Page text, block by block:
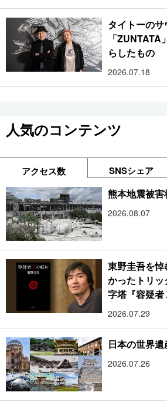
タイトーの
「
らしたもの
2026.07.18
人気のコンテンツ
アクセス数 SNSシェア
熊本地震被害
2026.08.07
東野圭吾を
かったトリ
字塔『容疑
2026.07.29
日本の世界
2026.07.26